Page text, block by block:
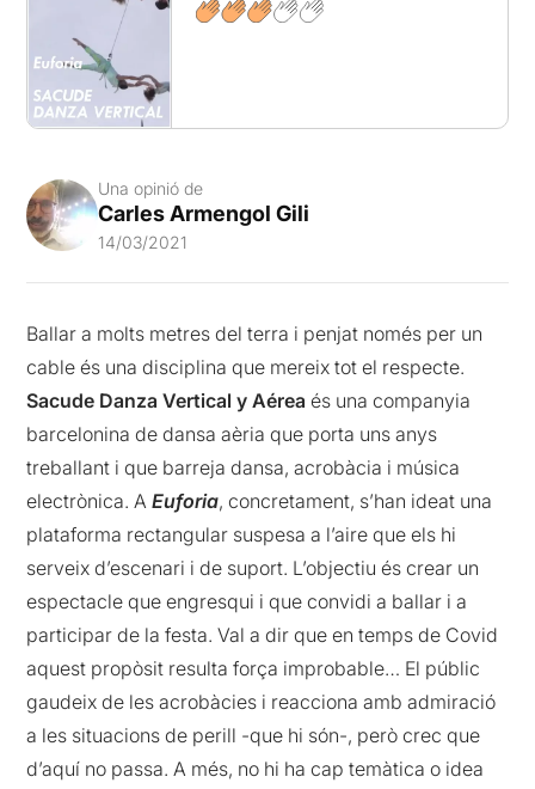
Una opinió de
Carles Armengol Gili
14/03/2021
Ballar a molts metres del terra i penjat només per un
cable és una disciplina que mereix tot el respecte.
Sacude Danza Vertical y Aérea és una companyia
barcelonina de dansa aèria que porta uns anys
treballant i que barreja dansa, acrobàcia i música
electrònica. AEuforia, concretament, s’han ideat una
plataforma rectangular suspesa a l’aire que els hi
serveix d’escenari i de suport. L’objectiu és crear un
espectacle que engresqui i que convidi a ballar i a
participar de la festa. Val a dir que en temps de Covid
aquest propòsit resulta força improbable… El públic
gaudeix de les acrobàcies i reacciona amb admiració
a les situacions de perill -que hi són-, però crec que
d’aquí no passa. A més, no hi ha cap temàtica o idea